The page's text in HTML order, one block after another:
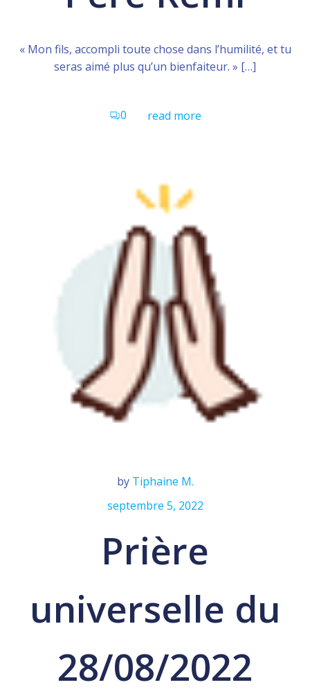
« Mon fils, accompli toute chose dans l’humilité, et tu
seras aimé plus qu’un bienfaiteur. » […]
0 read more
by Tiphaine M.
septembre 5, 2022
Prière
universelle du
28/08/2022